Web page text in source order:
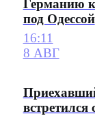
Германию
под Одессой
16:11
8 АВГ